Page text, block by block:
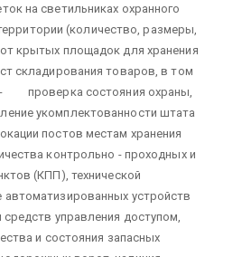
на светильниках охранного
(количество, размеры,
крытых площадок для хранения
складирования товаров, в том
- проверка состояния охраны,
укомплектованности штата
постов местам хранения
контрольно - проходных и
(КПП), технической
устройств
управления доступом,
и состояния запасных